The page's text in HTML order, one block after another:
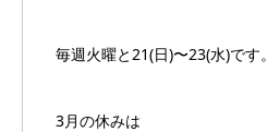
毎週火曜と21(日)〜23(水)です。
3月の休みは